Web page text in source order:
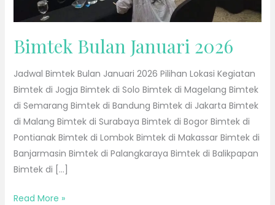
Bimtek Bulan Januari 2026
Jadwal Bimtek Bulan Januari 2026 Pilihan Lokasi Kegiatan
Bimtek di Jogja Bimtek di Solo Bimtek di Magelang Bimtek
di Semarang Bimtek di Bandung Bimtek di Jakarta Bimtek
di Malang Bimtek di Surabaya Bimtek di Bogor Bimtek di
Pontianak Bimtek di Lombok Bimtek di Makassar Bimtek di
Banjarmasin Bimtek di Palangkaraya Bimtek di Balikpapan
Bimtek di […]
Read More »